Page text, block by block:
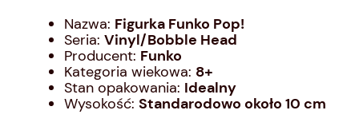
Nazwa: Figurka Funko Pop!
Seria: Vinyl/Bobble Head
Producent: Funko
Kategoria wiekowa: 8+
Stan opakowania: Idealny
Wysokość: Standarodowo około 10 cm